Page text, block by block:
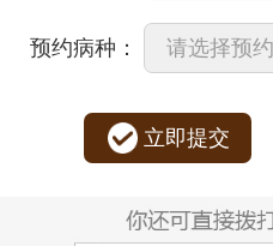
预约病种：
立即提交